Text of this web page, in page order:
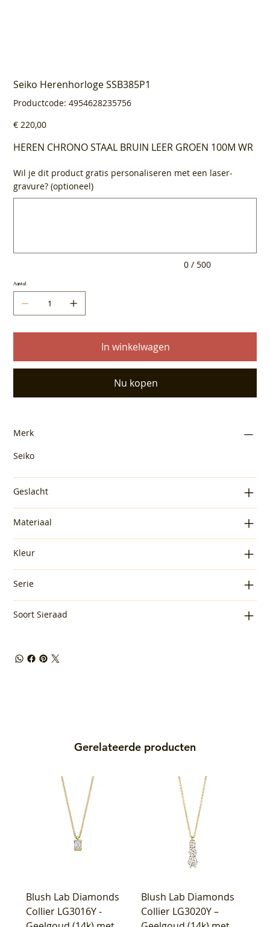
Seiko Herenhorloge SSB385P1
Productcode:
Productcode
4954628235756
4954628235756
Prijs
€ 220,00
HEREN CHRONO STAAL BRUIN LEER GROEN 100M WR
Wil je dit product gratis personaliseren met een laser-
gravure? (optioneel)
0 / 500
Aantal
In winkelwagen
Nu kopen
Merk
Seiko
Geslacht
Materiaal
Kleur
Serie
Soort Sieraad
Gerelateerde producten
Blush Lab Diamonds
Collier LG3016Y -
Blush Lab Diamonds
Collier LG3020Y –